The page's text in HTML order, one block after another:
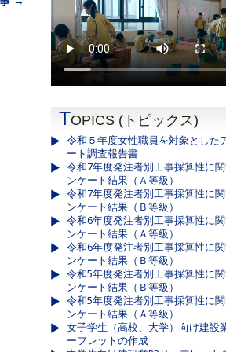
TOPICS (トピックス)
令和５年度女性職員を対象とした
ート調査報告書
令和7年度発注者別工事採算性に
ンケート結果（Ａ等級）
令和7年度発注者別工事採算性に
ンケート結果（Ｂ等級）
令和6年度発注者別工事採算性に
ンケート結果（Ａ等級）
令和6年度発注者別工事採算性に
ンケート結果（Ｂ等級）
令和5年度発注者別工事採算性に
ンケート結果（Ｂ等級）
令和5年度発注者別工事採算性に
ンケート結果（Ａ等級）
女子学生（高校、大学）向け建設
ーフレットの作成